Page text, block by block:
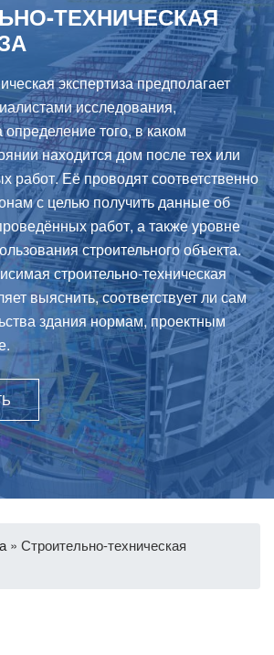
ТЕХНИЧЕСКАЯ
экспертиза предполагает
исследования,
того, в каком
находится дом после тех или
работ. Её проводят соответственно
с целью получить данные об
работ, а также уровне
строительного объекта.
строительно-техническая
выяснить, соответствует ли сам
здания нормам, проектным
» Строительно-техническая